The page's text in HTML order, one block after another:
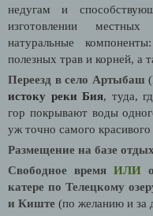
недугам и
изготовлении
натуральные
полезных трав и корней, а
Переезд в село Артыбаш
истоку реки Бия, туда,
гор покрывают воды
уж точно самого
Размещение на базе
Свободное время ИЛИ о
катере по Телецкому
и Киште (по желанию и за